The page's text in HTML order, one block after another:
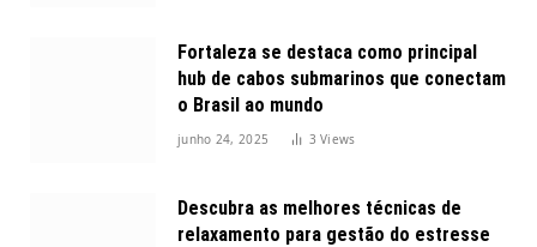
Fortaleza se destaca como principal
hub de cabos submarinos que conectam
o Brasil ao mundo
junho 24, 2025 3Views
Descubra as melhores técnicas de
relaxamento para gestão do estresse